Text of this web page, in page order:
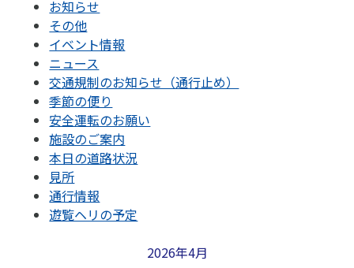
お知らせ
その他
イベント情報
ニュース
交通規制のお知らせ（通行止め）
季節の便り
安全運転のお願い
施設のご案内
本日の道路状況
見所
通行情報
遊覧ヘリの予定
2026年4月